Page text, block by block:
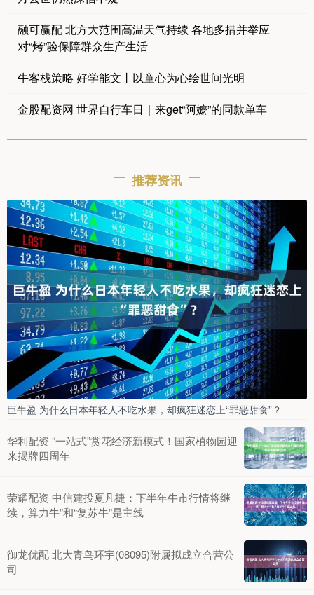
融可赢配 北方大范围高温天气持续 各地多措并举应
对“烤”验保障群众生产生活
牛客栈策略 好学能文丨以童心为心绘世间光明
金股配资网 世界自行车日｜来get“阿嬷”的同款单车
推荐资讯
巨牛盈 为什么日本年轻人不吃水果，却疯狂迷恋上“罪恶甜食”？
华利配资 “一站式”赏花经济新模式！国家植物园迎
来揭牌四周年
荣耀配资 中信建投夏凡捷：下半年牛市行情将继
续，算力牛”和“复苏牛”是主线
御龙优配 北大青鸟环宇(08095)附属拟成立合营公
司